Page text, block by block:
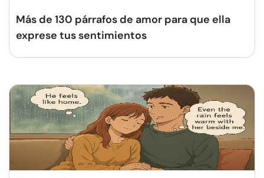
Más de 130 párrafos de amor para que ella
exprese tus sentimientos